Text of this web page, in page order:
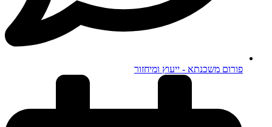
פורום משכנתא - ייעוץ ומיחזור